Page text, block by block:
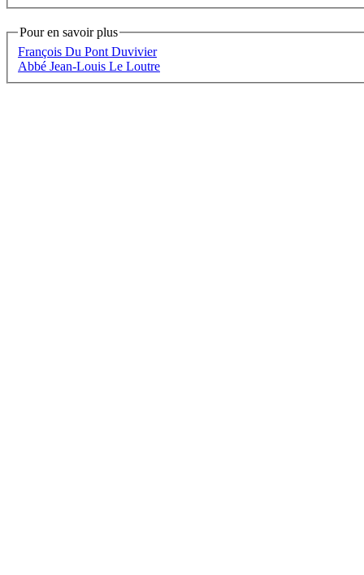
Pour en savoir plus
François Du Pont Duvivier
Abbé Jean-Louis Le Loutre